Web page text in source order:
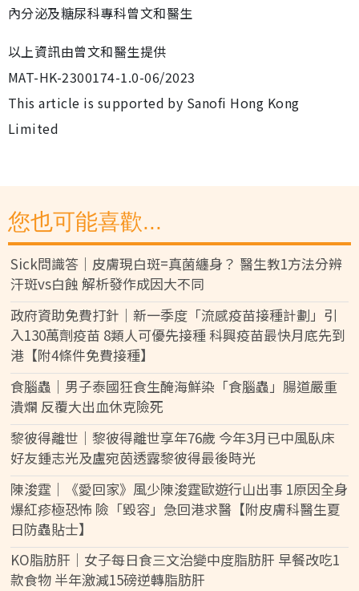
內分泌及糖尿科專科曾文和醫生
以上資訊由曾文和醫生提供
MAT-HK-2300174-1.0-06/2023
This article is supported by Sanofi Hong Kong
Limited
您也可能喜歡...
Sick問識答｜皮膚現白斑=真菌纏身？ 醫生教1方法分辨
汗斑vs白蝕 解析發作成因大不同
政府資助免費打針｜新一季度「流感疫苗接種計劃」引
入130萬劑疫苗 8類人可優先接種 科興疫苗最快月底先到
港【附4條件免費接種】
食腦蟲｜男子泰國狂食生醃海鮮染「食腦蟲」腸道嚴重
潰爛 反覆大出血休克險死
黎彼得離世｜黎彼得離世享年76歲 今年3月已中風臥床
好友鍾志光及盧宛茵透露黎彼得最後時光
陳浚霆｜《愛回家》風少陳浚霆歐遊行山出事 1原因全身
爆紅疹極恐怖 險「毀容」急回港求醫【附皮膚科醫生夏
日防蟲貼士】
KO脂肪肝｜女子每日食三文治變中度脂肪肝 早餐改吃1
款食物 半年激減15磅逆轉脂肪肝